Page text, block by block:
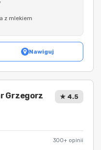
z mlekiem
Nawiguj
Grzegorz
★ 4.5
300+ opinii